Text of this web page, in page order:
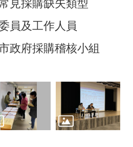
見採購缺失類型
員及工作人員
政府採購稽核小組